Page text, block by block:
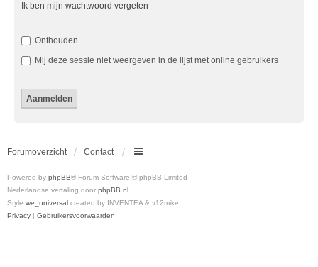
Ik ben mijn wachtwoord vergeten
Onthouden
Mij deze sessie niet weergeven in de lijst met online gebruikers
Forumoverzicht Contact
Powered by phpBB® Forum Software © phpBB Limited
Nederlandse vertaling door phpBB.nl.
Style we_universal created by INVENTEA & v12mike
Privacy | Gebruikersvoorwaarden